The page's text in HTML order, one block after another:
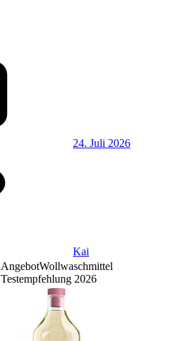
24. Juli 2026
Kai
AngebotWollwaschmittel
Testempfehlung 2026